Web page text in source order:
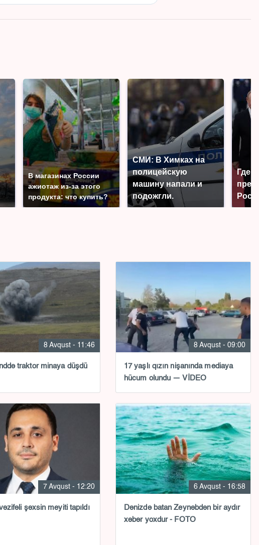
В магазинах России
ажиотаж из-за этого
продукта: что купить?
СМИ: В Химках на
полицейскую
машину напали и
подожгли.
Где
8 Avqust - 11:46
traktor minaya düşdü
8 Avqust - 09:00
17 yaşlı qızın nişanında mediaya
hücum olundu — VİDEO
7 Avqust - 12:20
şəxsin meyiti tapıldı
6 Avqust - 16:58
Dənizdə batan Zeynəbdən bir aydır
xəbər yoxdur - FOTO